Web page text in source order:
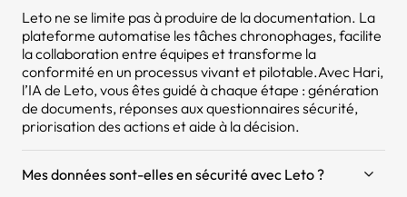
Leto ne se limite pas à produire de la documentation. La
plateforme automatise les tâches chronophages, facilite
la collaboration entre équipes et transforme la
conformité en un processus vivant et pilotable.Avec Hari,
l’IA de Leto, vous êtes guidé à chaque étape : génération
de documents, réponses aux questionnaires sécurité,
priorisation des actions et aide à la décision.
Mes données sont-elles en sécurité avec Leto ?